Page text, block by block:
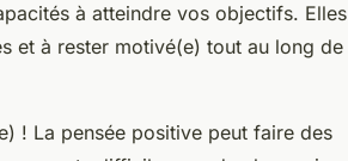
à atteindre vos objectifs. Elles
et à rester motivé(e) tout au long de
! La pensée positive peut faire des